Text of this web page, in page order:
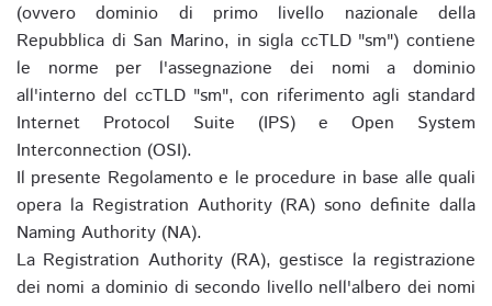
(ovvero dominio di primo livello nazionale della
Repubblica di San Marino, in sigla ccTLD "sm") contiene
le norme per l'assegnazione dei nomi a dominio
all'interno del ccTLD "sm", con riferimento agli standard
Internet Protocol Suite (IPS) e Open System
Interconnection (OSI).
Il presente Regolamento e le procedure in base alle quali
opera la Registration Authority (RA) sono definite dalla
Naming Authority (NA).
La Registration Authority (RA), gestisce la registrazione
dei nomi a dominio di secondo livello nell'albero dei nomi